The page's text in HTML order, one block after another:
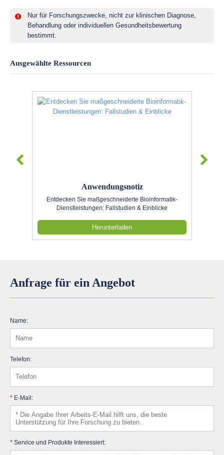
Nur für Forschungszwecke, nicht zur klinischen Diagnose,
Behandlung oder individuellen Gesundheitsbewertung
bestimmt.
Ausgewählte Ressourcen
Anwendungsnotiz
Entdecken Sie maßgeschneiderte Bioinformatik-
Dienstleistungen: Fallstudien & Einblicke
Herunterladen
Anfrage für ein Angebot
Name:
Telefon:
* E-Mail:
* Service und Produkte Interessiert: